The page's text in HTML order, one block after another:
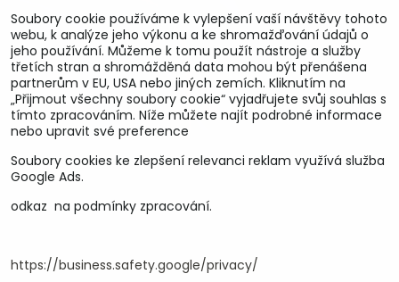
U&M parts s.r.o.
U Zastávky 150, Horní Staré Město
DIČ CZ25930184
Soubory cookie používáme k vylepšení vaší návštěvy tohoto
webu, k analýze jeho výkonu a ke shromažďování údajů o
jeho používání. Můžeme k tomu použít nástroje a služby
třetích stran a shromážděná data mohou být přenášena
partnerům v EU, USA nebo jiných zemích. Kliknutím na
„Přijmout všechny soubory cookie“ vyjadřujete svůj souhlas s
tímto zpracováním. Níže můžete najít podrobné informace
nebo upravit své preference
Soubory cookies ke zlepšení relevanci reklam využívá služba
Google Ads.
odkaz na podmínky zpracování.
https://business.safety.google/privacy/